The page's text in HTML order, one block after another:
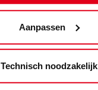
Aanpassen
Technisch noodzakelijk